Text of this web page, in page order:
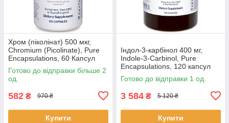
Хром (піколінат) 500 мкг,
Chromium (Picolinate), Pure
Encapsulations, 60 Капсул
BX198
Готово до відправки більше 2
од.
582 ₴ 970 ₴
Купити
Індол-3-карбінол 400 мг,
Indole-3-Carbinol, Pure
Encapsulations, 120 капсул
BX004
Готово до відправки 1 од.
3 584 ₴ 5 120 ₴
Купити